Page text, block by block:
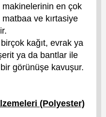
en çok
matbaa ve kırtasiye
kağıt, evrak ya
ya da bantlar ile
görünüşe kavuşur.
(Polyester)